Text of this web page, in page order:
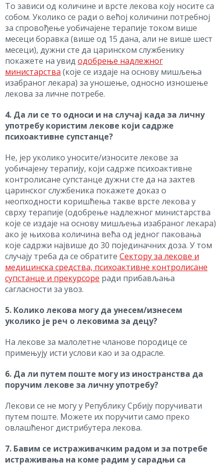
То зависи од количине и врсте лекова коју носите са
собом. Уколико се ради о већој количини потребној
за спровођење уобичајене терапије током више
месеци боравка (више од 15 дана, али не више шест
месеци), дужни сте да царинском службенику
покажете на увид одобрење надлежног
министарства (које се издаје на основу мишљења
изабраног лекара) за уношење, односно изношење
лекова за личне потребе.
4. Да ли се то односи и на случај када за личну
употребу користим лекове који садрже
психоактивне супстанце?
Не, јер уколико уносите/износите лекове за
уобичајену терапију, који садрже психоактивне
контролисане супстанце дужни сте да на захтев
царинског службеника покажете доказ о
неопходности коришћења такве врсте лекова у
сврху терапије (одобрење надлежног министарства
које се издаје на основу мишљења изабраног лекара)
ако је њихова количина већа од једног паковања
које садржи највише до 30 појединачних доза. У том
случају треба да се обратите Сектору за лекове и
медицинска средства, психоактивне контролисане
супстанце и прекурсоре ради прибављања
сагласности за увоз.
5. Колико лекова могу да унесем/изнесем
уколико је реч о лековима за децу?
На лекове за малолетне чланове породице се
примењују исти услови као и за одрасле.
6. Да ли путем поште могу из иностранства да
поручим лекове за личну употребу?
Лекови се не могу у Републику Србију поручивати
путем поште. Можете их поручити само преко
овлашћеног дистрибутера лекова.
7. Бавим се истраживачким радом и за потребе
истраживања на коме радим у сарадњи са